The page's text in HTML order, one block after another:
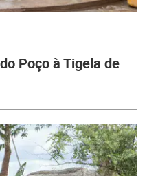
Poço à Tigela de